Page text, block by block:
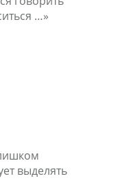
…»
выделять